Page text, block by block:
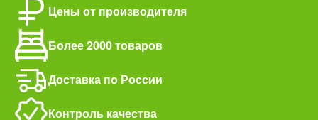
Цены от производителя
Более 2000 товаров
Доставка по России
Контроль качества